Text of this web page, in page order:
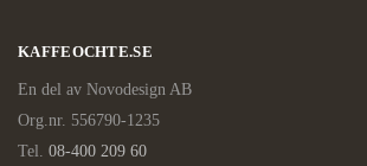
KAFFEOCHTE.SE
En del av Novodesign AB
Org.nr. 556790-1235
Tel. 08-400 209 60